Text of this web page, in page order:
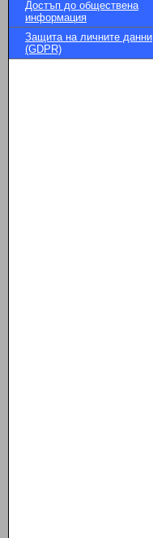
Достъп до обществена
информация
Защита на личните данни
(GDPR)